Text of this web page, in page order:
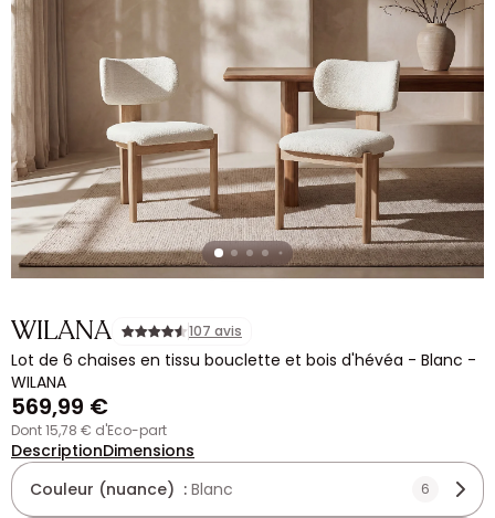
WILANA 107 avis
Lot de 6 chaises en tissu bouclette et bois d'hévéa - Blanc -
WILANA
569,99 €
dont 15,78 € d'Eco-part
DescriptionDimensions
Couleur (nuance) : Blanc 6